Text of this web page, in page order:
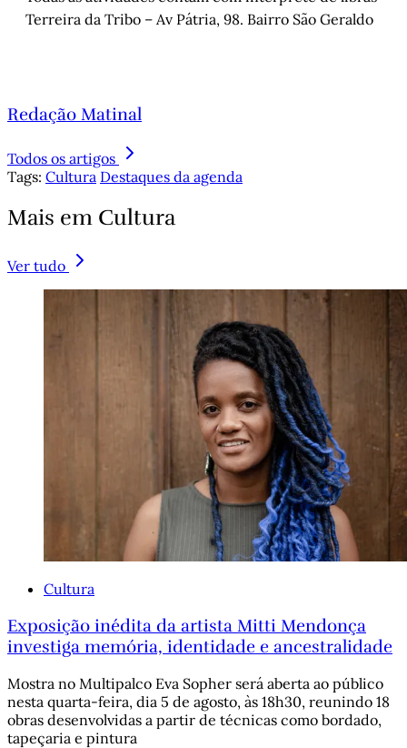
Terreira da Tribo – Av Pátria, 98. Bairro São Geraldo
Redação Matinal
Todos os artigos
Tags: Cultura Destaques da agenda
Mais em Cultura
Ver tudo
Cultura
Exposição inédita da artista Mitti Mendonça
investiga memória, identidade e ancestralidade
Mostra no Multipalco Eva Sopher será aberta ao público
nesta quarta-feira, dia 5 de agosto, às 18h30, reunindo 18
obras desenvolvidas a partir de técnicas como bordado,
tapeçaria e pintura